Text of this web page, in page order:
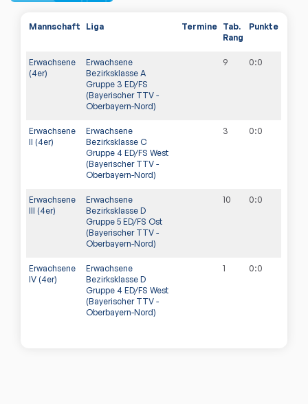
Mannschaft Liga Termine Tab.
Rang
Punkte
Erwachsene
(4er)
Erwachsene
Bezirksklasse A
Gruppe 3 ED/FS
(Bayerischer TTV -
Oberbayern-Nord)
9 0:0
Erwachsene
II (4er)
Erwachsene
Bezirksklasse C
Gruppe 4 ED/FS West
(Bayerischer TTV -
Oberbayern-Nord)
3 0:0
Erwachsene
III (4er)
Erwachsene
Bezirksklasse D
Gruppe 5 ED/FS Ost
(Bayerischer TTV -
Oberbayern-Nord)
10 0:0
Erwachsene
IV (4er)
Erwachsene
Bezirksklasse D
Gruppe 4 ED/FS West
(Bayerischer TTV -
Oberbayern-Nord)
1 0:0